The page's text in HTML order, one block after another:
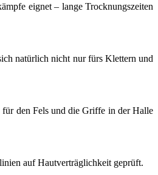
eignet – lange Trocknungszeiten
natürlich nicht nur fürs Klettern und
den Fels und die Griffe in der Halle
auf Hautverträglichkeit geprüft.